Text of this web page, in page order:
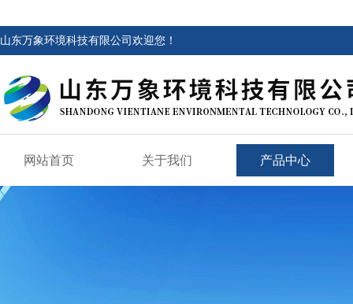
山东万象环境科技有限公司欢迎您！
网站首页 关于我们 产品中心